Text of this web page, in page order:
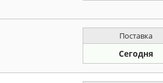
Поставка
Сегодня